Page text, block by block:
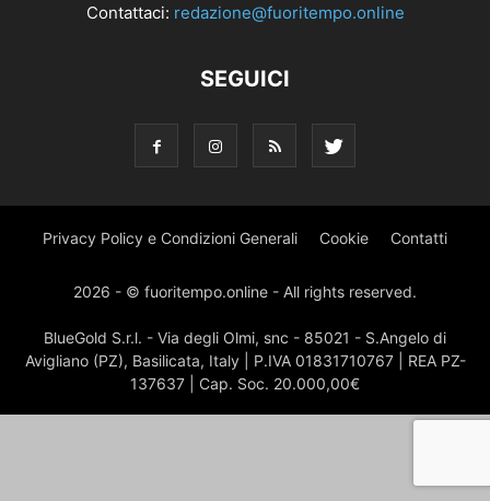
Contattaci: redazione@fuoritempo.online
SEGUICI
Privacy Policy e Condizioni Generali Cookie Contatti
2026 - © fuoritempo.online - All rights reserved.
BlueGold S.r.l. - Via degli Olmi, snc - 85021 - S.Angelo di
Avigliano (PZ), Basilicata, Italy | P.IVA 01831710767 | REA PZ-
137637 | Cap. Soc. 20.000,00€